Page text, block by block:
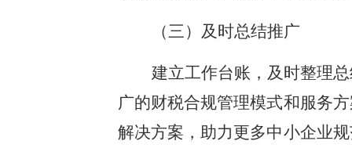
（三）及时总结推广
建立工作台账，及时整理
广的财税合规管理模式和服务
解决方案，助力更多中小企业